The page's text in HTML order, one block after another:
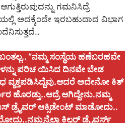
ಗಮನಿಸಿದ್ರೆ
ಅದಕ್ಕೆಂದೇ ಇರಬಹುದಾದ ವಿಭಾಗ
ಬಂತಲ್ಲ.. “ನಮ್ಮ ಸಂಸ್ಥೆಯ ಹಣೆಬರಹವೇ
ಪರಿಚ ಯಿಸಿದ ದಿನವೇ ಬೇಡ
ವ್ಯಕ್ತಪಡಿಸಿದ್ದೆವು.ಆದರೆ ಅದೇನೋ ಕಿತ್‌
ಹೊರಡ್ತು..ಆದ್ರೆ ಆಗಿದ್ದೇನು.ನಮ್ಮ
ಡ್ರೈವರ್‌ ಆಕ್ಸಿಡೇಂಟ್‌ ಮಾಡೋದು..
ಕಿಲ್ಲರ್‌ ಡ್ರೈವರ್ಸ್‌